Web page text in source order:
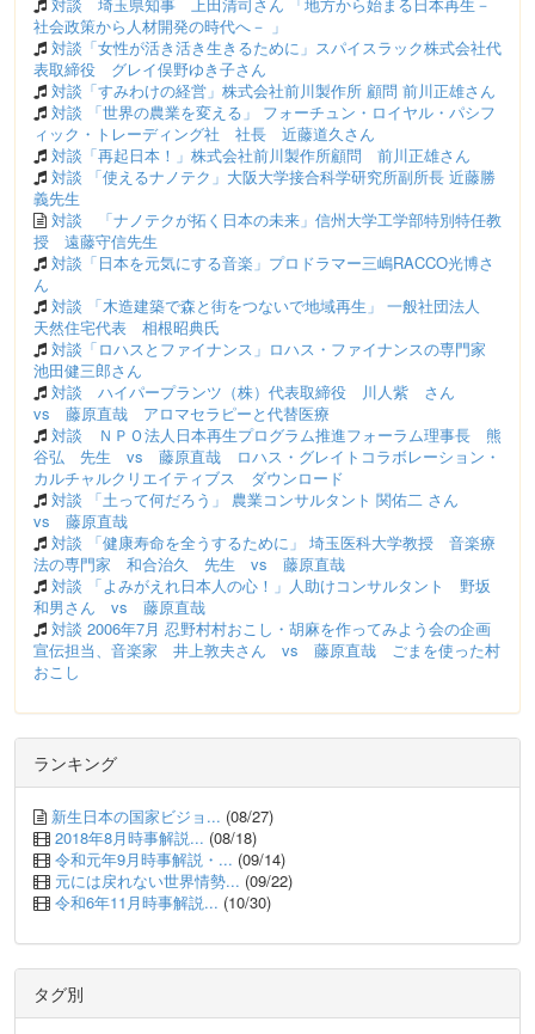
社会政策から人材開発の時代へ－ 」
対談「女性が活き活き生きるために」スパイスラック株式会社代
表取締役 グレイ俣野ゆき子さん
対談「すみわけの経営」株式会社前川製作所 顧問 前川正雄さん
対談 「世界の農業を変える」 フォーチュン・ロイヤル・パシフ
ィック・トレーディング社 社長 近藤道久さん
対談「再起日本！」株式会社前川製作所顧問 前川正雄さん
対談 「使えるナノテク」大阪大学接合科学研究所副所長 近藤勝
義先生
対談 「ナノテクが拓く日本の未来」信州大学工学部特別特任教
授 遠藤守信先生
対談「日本を元気にする音楽」プロドラマー三嶋RACCO光博さ
ん
対談 「木造建築で森と街をつないで地域再生」 一般社団法人
天然住宅代表 相根昭典氏
対談「ロハスとファイナンス」ロハス・ファイナンスの専門家
池田健三郎さん
対談 ハイパープランツ（株）代表取締役 川人紫 さん
vs 藤原直哉 アロマセラピーと代替医療
対談 ＮＰＯ法人日本再生プログラム推進フォーラム理事長 熊
谷弘 先生 vs 藤原直哉 ロハス・グレイトコラボレーション・
カルチャルクリエイティブス ダウンロード
対談 「土って何だろう」 農業コンサルタント 関佑二 さん
vs 藤原直哉
対談 「健康寿命を全うするために」 埼玉医科大学教授 音楽療
法の専門家 和合治久 先生 vs 藤原直哉
対談 「よみがえれ日本人の心！」人助けコンサルタント 野坂
和男さん vs 藤原直哉
対談 2006年7月 忍野村村おこし・胡麻を作ってみよう会の企画
宣伝担当、音楽家 井上敦夫さん vs 藤原直哉 ごまを使った村
おこし
ランキング
新生日本の国家ビジョ... (08/27)
2018年8月時事解説... (08/18)
令和元年9月時事解説・... (09/14)
元には戻れない世界情勢... (09/22)
令和6年11月時事解説... (10/30)
タグ別